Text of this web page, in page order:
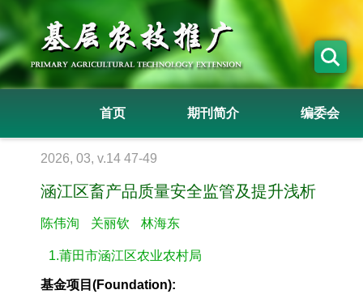
首页 期刊简介 编委会
2026, 03, v.14 47-49
涵江区畜产品质量安全监管及提升浅析
陈伟洵 关丽钦 林海东
1.莆田市涵江区农业农村局
基金项目(Foundation):